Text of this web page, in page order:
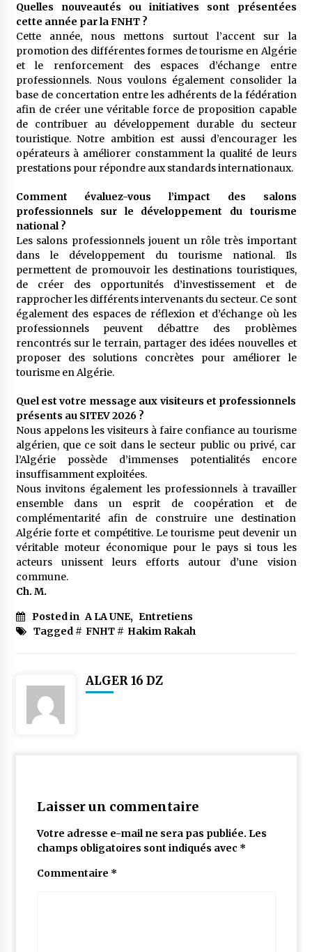
Quelles nouveautés ou initiatives sont présentées
cette année par la FNHT ?
Cette année, nous mettons surtout l’accent sur la
promotion des différentes formes de tourisme en Algérie
et le renforcement des espaces d’échange entre
professionnels. Nous voulons également consolider la
base de concertation entre les adhérents de la fédération
afin de créer une véritable force de proposition capable
de contribuer au développement durable du secteur
touristique. Notre ambition est aussi d’encourager les
opérateurs à améliorer constamment la qualité de leurs
prestations pour répondre aux standards internationaux.
Comment évaluez-vous l’impact des salons
professionnels sur le développement du tourisme
national ?
Les salons professionnels jouent un rôle très important
dans le développement du tourisme national. Ils
permettent de promouvoir les destinations touristiques,
de créer des opportunités d’investissement et de
rapprocher les différents intervenants du secteur. Ce sont
également des espaces de réflexion et d’échange où les
professionnels peuvent débattre des problèmes
rencontrés sur le terrain, partager des idées nouvelles et
proposer des solutions concrètes pour améliorer le
tourisme en Algérie.
Quel est votre message aux visiteurs et professionnels
présents au SITEV 2026 ?
Nous appelons les visiteurs à faire confiance au tourisme
algérien, que ce soit dans le secteur public ou privé, car
l’Algérie possède d’immenses potentialités encore
insuffisamment exploitées.
Nous invitons également les professionnels à travailler
ensemble dans un esprit de coopération et de
complémentarité afin de construire une destination
Algérie forte et compétitive. Le tourisme peut devenir un
véritable moteur économique pour le pays si tous les
acteurs unissent leurs efforts autour d’une vision
commune.
Ch. M.
Posted in A LA UNE, Entretiens
Tagged # FNHT# Hakim Rakah
ALGER 16 DZ
Laisser un commentaire
Votre adresse e-mail ne sera pas publiée. Les
champs obligatoires sont indiqués avec *
Commentaire *